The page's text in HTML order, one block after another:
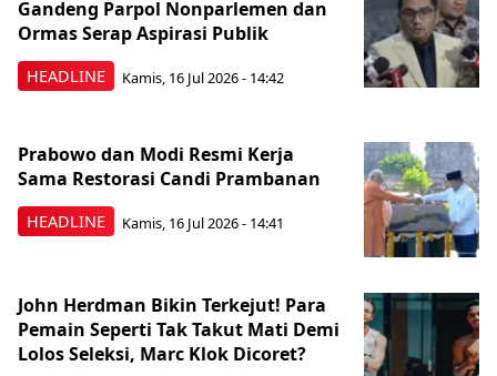
HEADLINE
Gandeng Parpol Nonparlemen dan
Ormas Serap Aspirasi Publik
Kamis, 16 Jul 2026 - 14:42
HEADLINE
Prabowo dan Modi Resmi Kerja
Sama Restorasi Candi Prambanan
Kamis, 16 Jul 2026 - 14:41
John Herdman Bikin Terkejut! Para
Pemain Seperti Tak Takut Mati Demi
Lolos Seleksi, Marc Klok Dicoret?